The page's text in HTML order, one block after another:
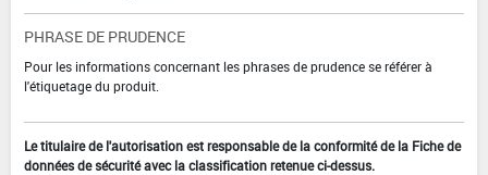
PHRASE DE PRUDENCE
Pour les informations concernant les phrases de prudence se référer à
l'étiquetage du produit.
Le titulaire de l'autorisation est responsable de la conformité de la Fiche de
données de sécurité avec la classification retenue ci-dessus.